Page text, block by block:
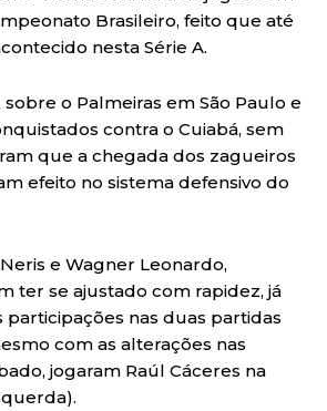
Brasileiro, feito que até
nesta Série A.
o Palmeiras em São Paulo e
contra o Cuiabá, sem
que a chegada dos zagueiros
efeito no sistema defensivo do
e Wagner Leonardo,
ter se ajustado com rapidez, já
participações nas duas partidas
com as alterações nas
jogaram Raúl Cáceres na